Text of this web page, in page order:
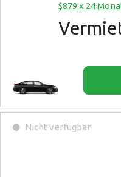
$879 x 24
Nicht verfügbar